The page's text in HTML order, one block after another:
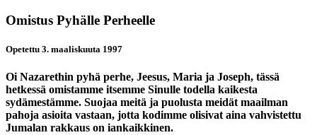
Omistus Pyhälle Perheelle
Opetettu 3. maaliskuuta 1997
Oi Nazarethin pyhä perhe, Jeesus, Maria ja Joseph, tässä
hetkessä omistamme itsemme Sinulle todella kaikesta
sydämestämme. Suojaa meitä ja puolusta meidät maailman
pahoja asioita vastaan, jotta kodimme olisivat aina vahvistettu
Jumalan rakkaus on iankaikkinen.